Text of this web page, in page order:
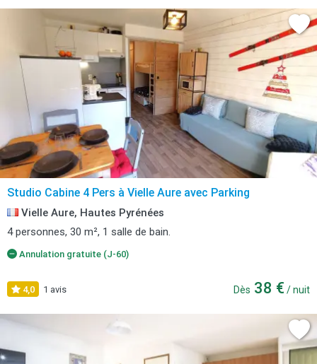
Studio Cabine 4 Pers à Vielle Aure avec Parking
Vielle Aure, Hautes Pyrénées
4 personnes, 30 m², 1 salle de bain.
Annulation gratuite (J-60)
4,0 1 avis Dès 38 € / nuit